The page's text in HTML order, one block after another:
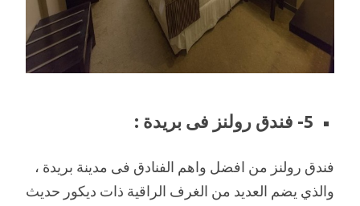
5- فندق رولنز فى بريدة :
فندق رولنز من افضل واهم الفنادق فى مدينة بريدة ،
والذي يضم العديد من الغرف الراقية ذات ديكور حديث